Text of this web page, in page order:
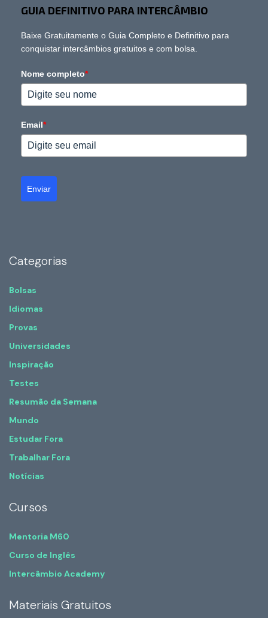
GUIA DEFINITIVO PARA INTERCÂMBIO
Baixe Gratuitamente o Guia Completo e Definitivo para
conquistar intercâmbios gratuitos e com bolsa.
Nome completo*
Email*
Enviar
Categorias
Bolsas
Idiomas
Provas
Universidades
Inspiração
Testes
Resumão da Semana
Mundo
Estudar Fora
Trabalhar Fora
Notícias
Cursos
Mentoria M60
Curso de Inglês
Intercâmbio Academy
Materiais Gratuitos